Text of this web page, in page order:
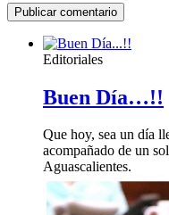
Editoriales
Buen Día…!!
Que hoy, sea un día
acompañado de un
Aguascalientes.